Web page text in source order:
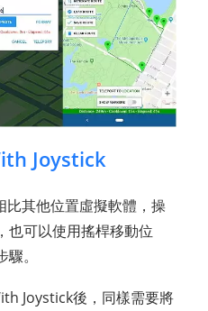
Joystick
比其他位置虛擬軟體，操
也可以使用搖桿移動位
。
Joystick後，同樣需要將